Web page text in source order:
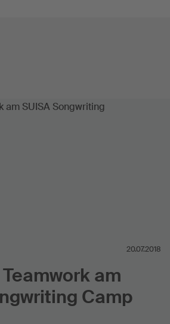
20.07.2018
am
Camp